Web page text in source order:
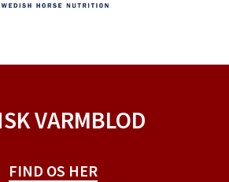
VARMBLOD
FIND OS HER